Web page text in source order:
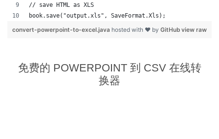
// save HTML as XLS
book.save("output.xls", SaveFormat.Xls);
view raw
convert-powerpoint-to-excel.java hosted with ❤ by GitHub
免费的 POWERPOINT 到 CSV 在线转
换器